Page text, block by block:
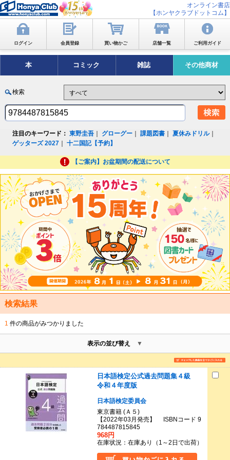
オンライン書店
【ホンヤクラブドットコム】
ログイン 会員登録 買い物かご 店舗一覧 ご利用ガイド
本 コミック 雑誌 その他商材
検索
注目のキーワード： 東野圭吾 グローグー ｜課題図書 ｜夏休みドリル｜
ゲッターズ 2027 ｜十二国記【予約】
【ご案内】お盆期間の配送について
検索結果
1 件の商品がみつかりました
表示の並び替え
日本語検定公式過去問題集４級
令和４年度版
日本語検定委員会
東京書籍 (Ａ５)
【2022年03月発売】 ISBNコード 9
784487815845
968円
在庫状況：在庫あり（1～2日で出荷）